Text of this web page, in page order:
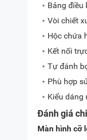
Bảng điều
Vòi chiết
Hộc chứa
Kết nối
Tự đánh
Phù hợp
Kiểu dáng
Đánh giá
Màn hình cỡ